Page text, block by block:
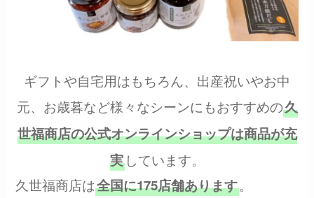
ギフトや自宅用はもちろん、出産祝いやお中
元、お歳暮など様々なシーンにもおすすめの久
世福商店の公式オンラインショップは商品が充
実しています。
久世福商店は全国に175店舗あります。